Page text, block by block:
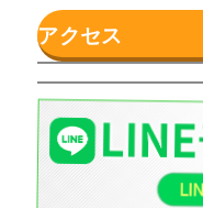
アクセス